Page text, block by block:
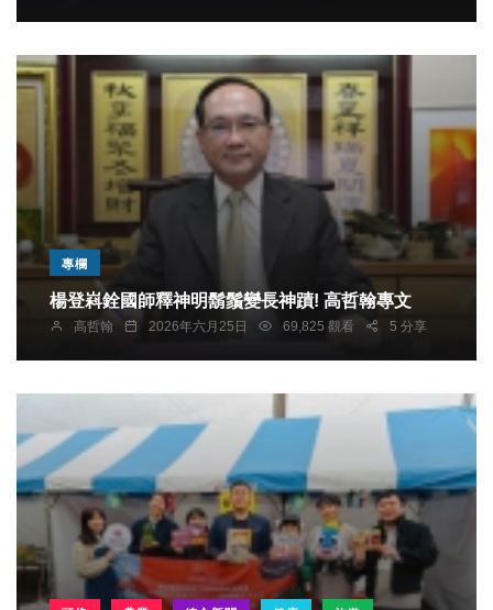
專欄
楊登嵙銓國師釋神明鬍鬚變長神蹟! 高哲翰專文
高哲翰 2026年六月25日 69,825 觀看 5 分享